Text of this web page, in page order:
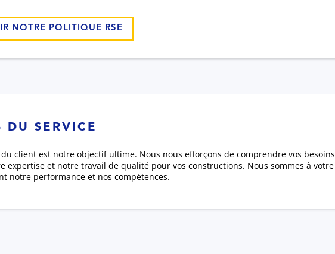
NOTRE POLITIQUE RSE
DU SERVICE
client est notre objectif ultime. Nous nous efforçons de comprendre vos
expertise et notre travail de qualité pour vos constructions. Nous sommes à
notre performance et nos compétences.